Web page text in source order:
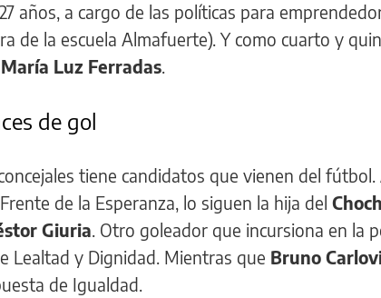
años, a cargo de las políticas para
de la escuela Almafuerte). Y como cuarto y
Luz Ferradas.
de gol
tiene candidatos que vienen del fútbol.
de la Esperanza, lo siguen la hija del
Giuria. Otro goleador que incursiona en la
Lealtad y Dignidad. Mientras que Bruno
de Igualdad.